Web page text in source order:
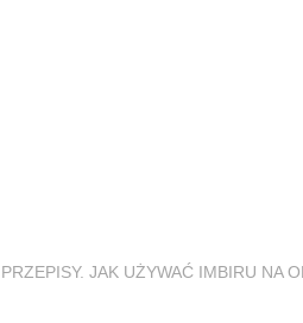
JAK UŻYWAĆ IMBIRU NA